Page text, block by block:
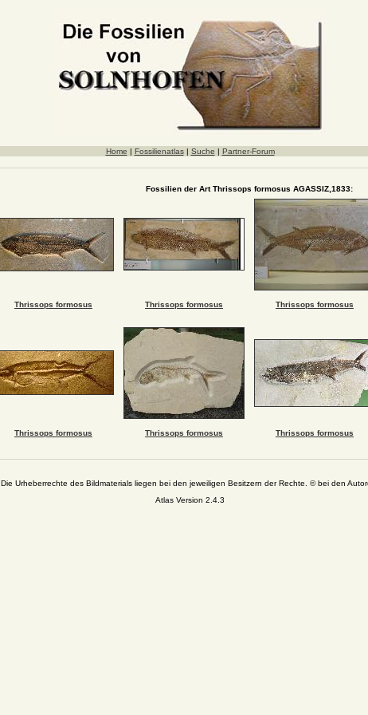
Home | Fossilienatlas| Suche | Partner-Forum
Fossilien der Art Thrissops formosus AGASSIZ,1833:
Thrissops formosus Thrissops formosus Thrissops formosus
Thrissops formosus Thrissops formosus Thrissops formosus
Die Urheberrechte des Bildmaterials liegen bei den jeweiligen Besitzern der Rechte. © bei den
Atlas Version 2.4.3